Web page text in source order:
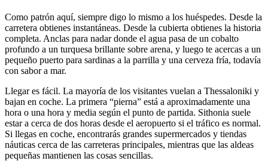
Como patrón aquí, siempre digo lo mismo a los huéspedes. Desde la
carretera obtienes instantáneas. Desde la cubierta obtienes la historia
completa. Anclas para nadar donde el agua pasa de un cobalto
profundo a un turquesa brillante sobre arena, y luego te acercas a un
pequeño puerto para sardinas a la parrilla y una cerveza fría, todavía
con sabor a mar.
Llegar es fácil. La mayoría de los visitantes vuelan a Thessaloniki y
bajan en coche. La primera “pierna” está a aproximadamente una
hora o una hora y media según el punto de partida. Sithonia suele
estar a cerca de dos horas desde el aeropuerto si el tráfico es normal.
Si llegas en coche, encontrarás grandes supermercados y tiendas
náuticas cerca de las carreteras principales, mientras que las aldeas
pequeñas mantienen las cosas sencillas.